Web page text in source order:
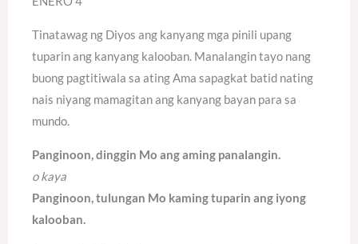
Tinatawag ng Diyos ang kanyang mga pinili upang
tuparin ang kanyang kalooban. Manalangin tayo nang
buong pagtitiwala sa ating Ama sapagkat batid nating
nais niyang mamagitan ang kanyang bayan para sa
mundo.
Panginoon, dinggin Mo ang aming panalangin.
o kaya
Panginoon, tulungan Mo kaming tuparin ang iyong
kalooban.